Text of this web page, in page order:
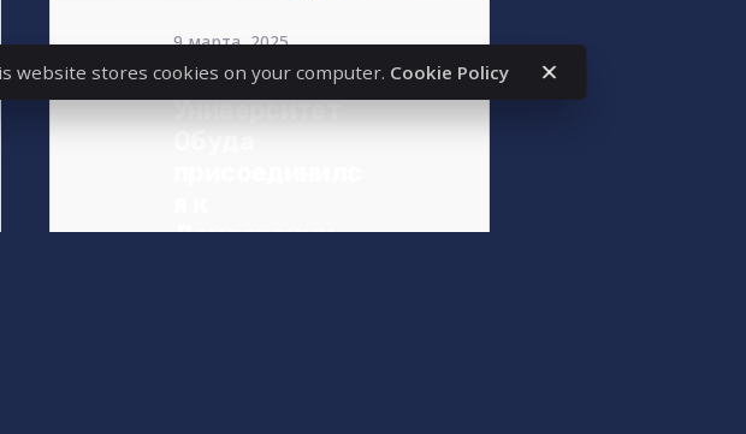
9 марта, 2025
2 min read
Университет
Декларации
website stores cookies on your computer. Cookie Policy